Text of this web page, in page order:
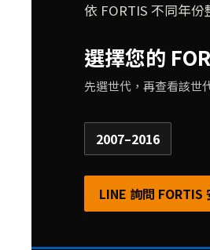
依 FORTIS 不同年份
選擇您的
先選世代，再查看該世
2007–2016
LINE 詢問